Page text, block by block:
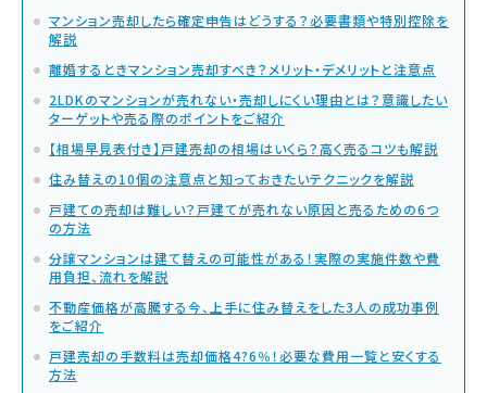
マンション売却したら確定申告はどうする？必要書類や特別控除を
解説
離婚するときマンション売却すべき？メリット・デメリットと注意点
2LDKのマンションが売れない・売却しにくい理由とは？意識したい
ターゲットや売る際のポイントをご紹介
【相場早見表付き】戸建売却の相場はいくら？高く売るコツも解説
住み替えの10個の注意点と知っておきたいテクニックを解説
戸建ての売却は難しい？戸建てが売れない原因と売るための6つ
の方法
分譲マンションは建て替えの可能性がある！実際の実施件数や費
用負担、流れを解説
不動産価格が高騰する今、上手に住み替えをした3人の成功事例
をご紹介
戸建売却の手数料は売却価格4?6％！必要な費用一覧と安くする
方法